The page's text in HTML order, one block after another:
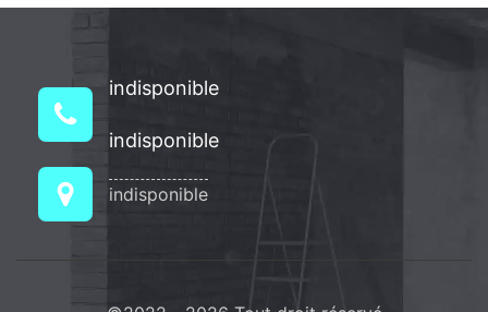
indisponible
indisponible
indisponible